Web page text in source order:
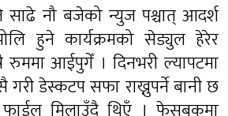
साढे नौ बजेको न्युज पश्चात् आदर्श
हुने कार्यक्रमको सेड्युल हेरेर
रुममा आईपुगेँ । दिनभरी ल्यापटमा
डेस्कटप सफा राख्नुपर्ने बानी छ